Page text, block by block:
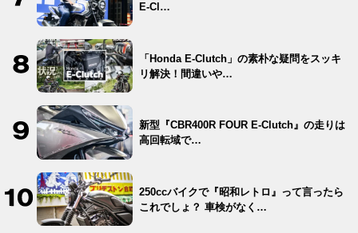
E-Cl…
「Honda E-Clutch」の素朴な疑問をスッキ
リ解決！間違いや…
新型『CBR400R FOUR E-Clutch』の走りは
高回転域で…
250ccバイクで『昭和レトロ』って言ったら
これでしょ？ 車検がなく…